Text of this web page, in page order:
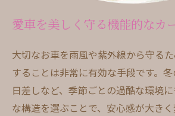
愛車を美しく守る機能的なカ
大切なお車を雨風や紫外線から守る
することは非常に有効な手段です。
日差しなど、季節ごとの過酷な環境
な構造を選ぶことで、安心感が大き